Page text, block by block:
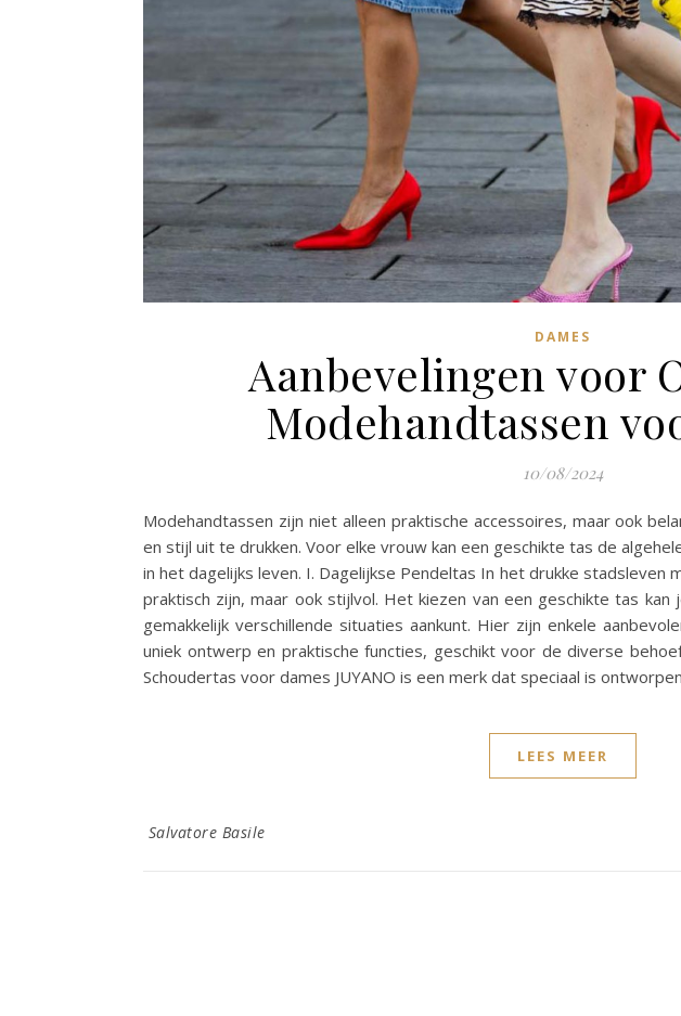
DAMES
Aanbevelingen voor
Modehandtassen
10/08/2024
Modehandtassen zijn niet alleen praktische accessoires, maar ook
en stijl uit te drukken. Voor elke vrouw kan een geschikte tas de
in het dagelijks leven. I. Dagelijkse Pendeltas In het drukke stadsleven
praktisch zijn, maar ook stijlvol. Het kiezen van een geschikte tas
gemakkelijk verschillende situaties aankunt. Hier zijn enkele
uniek ontwerp en praktische functies, geschikt voor de diverse
Schoudertas voor dames JUYANO is een merk dat speciaal is
LEES MEER
Salvatore Basile